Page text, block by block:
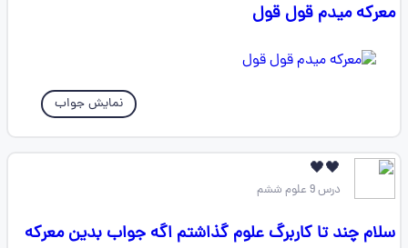
معرکه میدم قول قول
نمایش جواب
🖤🖤
درس 9 علوم ششم
سلام چند تا کاربرگ علوم گذاشتم اگه جواب بدین معرکه